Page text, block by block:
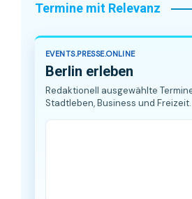
Termine mit Relevanz
EVENTS.PRESSE.ONLINE
Berlin erleben
Redaktionell ausgewählte
Stadtleben, Business und Freizeit.